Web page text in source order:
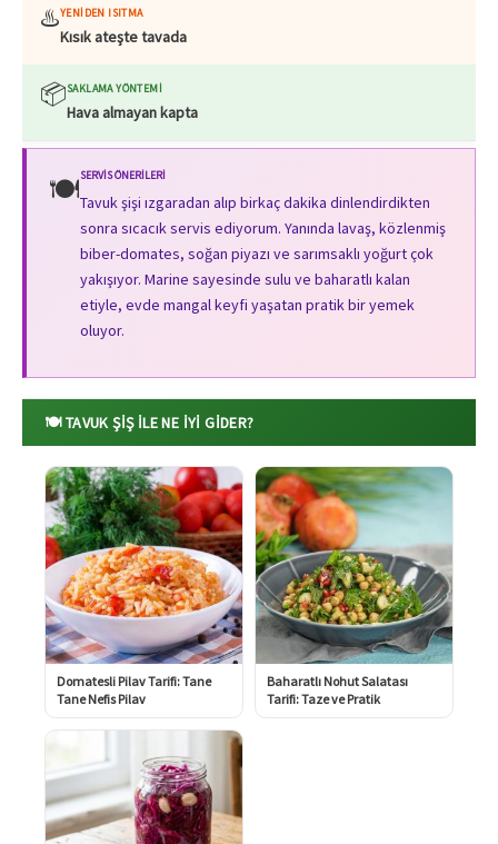
♨️YENIDEN ISITMA
Kısık ateşte tavada
📦SAKLAMA YÖNTEMI
Hava almayan kapta
🍽️SERVIS ÖNERILERI
Tavuk şişi ızgaradan alıp birkaç dakika dinlendirdikten
sonra sıcacık servis ediyorum. Yanında lavaş, közlenmiş
biber-domates, soğan piyazı ve sarımsaklı yoğurt çok
yakışıyor. Marine sayesinde sulu ve baharatlı kalan
etiyle, evde mangal keyfi yaşatan pratik bir yemek
oluyor.
🍽️ TAVUK ŞIŞ ILE NE İYI GIDER?
Domatesli Pilav Tarifi: Tane
Tane Nefis Pilav
Baharatlı Nohut Salatası
Tarifi: Taze ve Pratik